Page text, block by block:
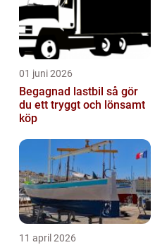
01 juni 2026
Begagnad lastbil så gör
du ett tryggt och lönsamt
köp
11 april 2026